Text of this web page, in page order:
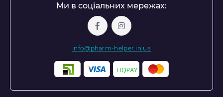
Ми в соціальних мережах:
info@pharm-helper.in.ua